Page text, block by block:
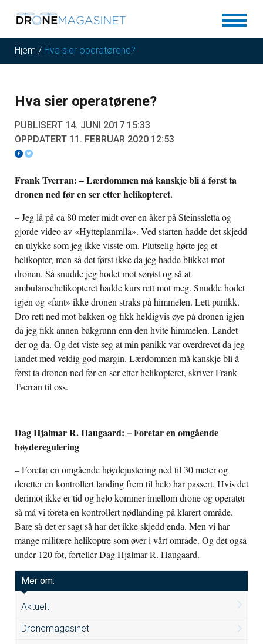
Hjem / Hva sier operatørene?
Hva sier operatørene?
PUBLISERT 14. JUNI 2017 15:33
OPPDATERT 11. FEBRUAR 2020 12:53
Frank Tverran: – Lærdommen må kanskje bli å først ta
dronen ned før en ser etter helikopteret.
– Jeg lå på ca 80 meter midt over en åker på Steinssletta og
gjorde video av «Hytteplanmila». Ved starten hadde det skjedd
en ulykke som jeg ikke visste om. Plutselig hørte jeg et
helikopter, men så det først ikke da jeg hadde blikket mot
dronen. Så snudde jeg hodet mot sørøst og så at
ambulansehelikopteret hadde kurs rett mot meg. Snudde hodet
igjen og «fant» ikke dronen straks på himmelen. Lett panikk.
Dro rett ned mot bakken og fikk heldigvis øye på dronen igjen
da jeg fikk annen bakgrunn enn den hvite himmelen. Landet
der og da. Og det viste seg at min panikk var overdrevet da jeg
landet med veldig god margin. Lærdommen må kanskje bli å
først ta dronen ned før en ser etter helikopteret, skriver Frank
Tverran til oss.
Dag Hjalmar R. Haugaard: – Foretar en omgående
høyderegulering
– Foretar en omgående høydejustering ned til 30 meter og
deretter en kontrollert landing frem til helo har passert. Hvis det
derimot ikke er tid og helo kommer imellom drone og operatør
så må vi foreta en kontrollert nødlanding på klarert område.
Bare så det er sagt så har det ikke skjedd enda. Men vi har
mange militære helikoptre som øver i vårt område. Og det også
under 120 fot, forteller Dag Hjalmar R. Haugaard.
Mer om:
Aktuelt
Dronemagasinet